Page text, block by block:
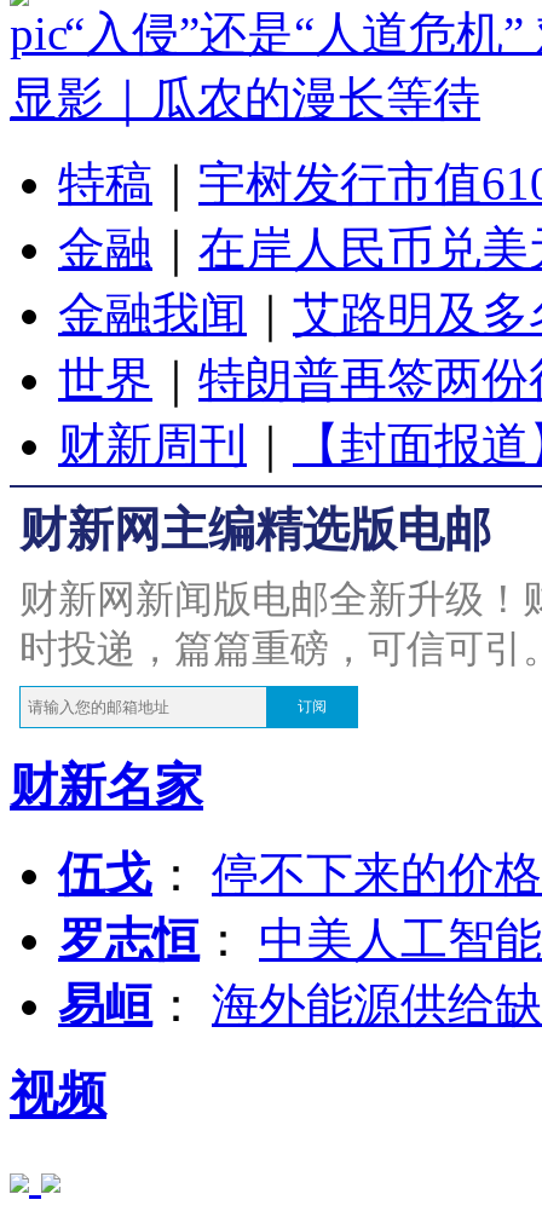
“入侵”还是“人道危机
显影｜瓜农的漫长等待
特稿
宇树发行市值
金融
在岸人民币兑
金融我闻
艾路明及
世界
特朗普再签两
财新周刊
【封面报
财新网主编精选版电邮
财新网新闻版电邮全新升级
时投递，篇篇重磅，可信可引
订阅
财新名家
伍戈 ： 停不下来的价
罗志恒 ： 中美人工智
易峘 ： 海外能源供给
视频